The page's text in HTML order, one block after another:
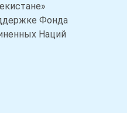
Фонда
Наций